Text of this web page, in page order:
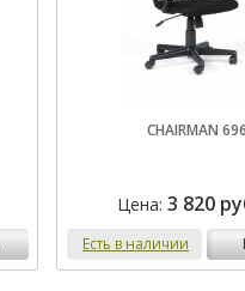
CHAIRMAN
Цена: 3 820
Есть в наличии